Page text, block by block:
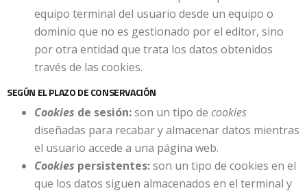
equipo terminal del usuario desde un equipo o
dominio que no es gestionado por el editor, sino
por otra entidad que trata los datos obtenidos
través de las cookies.
SEGÚN EL PLAZO DE CONSERVACIÓN
Cookies de sesión:son un tipo de cookies
diseñadas para recabar y almacenar datos mientras
el usuario accede a una página web.
Cookies persistentes:son un tipo de cookies en el
que los datos siguen almacenados en el terminal y